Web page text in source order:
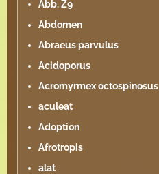
Abb. Z9
Abdomen
Abraeus parvulus
Acidoporus
Acromyrmex octospinosus
aculeat
Adoption
Afrotropis
alat